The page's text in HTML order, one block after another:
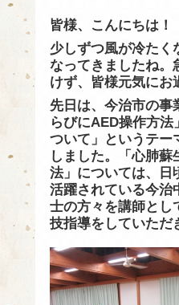
皆様、こんにちは！
少しずつ風が冷たく
なってきましたね。
けず、皆様元気にお
先日は、今治市の事
らびにAED操作方
ついて」というテー
しました。「心肺
法」については、日
活躍されている今治
士の方々を講師とし
技指導をしていただ